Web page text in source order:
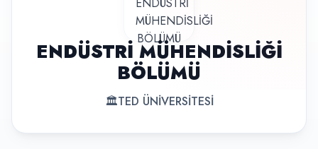
ENDÜSTRİ MÜHENDİSLİĞİ
BÖLÜMÜ
🏛TED ÜNİVERSİTESİ